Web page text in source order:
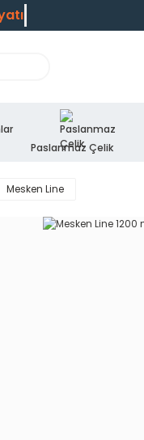
Paslanmaz Çelik
Mesken Line